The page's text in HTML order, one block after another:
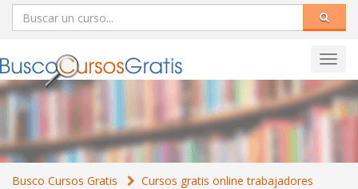
Busco Cursos Gratis Cursos gratis online trabajadores